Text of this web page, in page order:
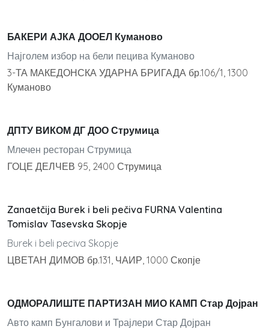
БАКЕРИ АЈКА ДООЕЛ Куманово
Најголем избор на бели пецива Куманово
3-ТА МАКЕДОНСКА УДАРНА БРИГАДА бр.106/1, 1300
Куманово
ДПТУ ВИКОМ ДГ ДОО Струмица
Млечен ресторан Струмица
ГОЦЕ ДЕЛЧЕВ 95, 2400 Струмица
Zanaetčija Burek i beli pečiva FURNA Valentina
Tomislav Tasevska Skopje
Burek i beli peciva Skopje
ЦВЕТАН ДИМОВ бр.131, ЧАИР, 1000 Скопје
ОДМОРАЛИШТЕ ПАРТИЗАН МИО КАМП Стар Дојран
Авто камп Бунгалови и Трајлери Стар Дојран